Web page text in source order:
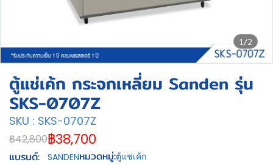
1/2
ตู้แช่เค้ก กระจกเหลี่ยม Sanden รุ่น
SKS-0707Z
SKU : SKS-0707Z
฿42,800฿38,700
แบรนด์: SANDENหมวดหมู่:ตู้แช่เค้ก